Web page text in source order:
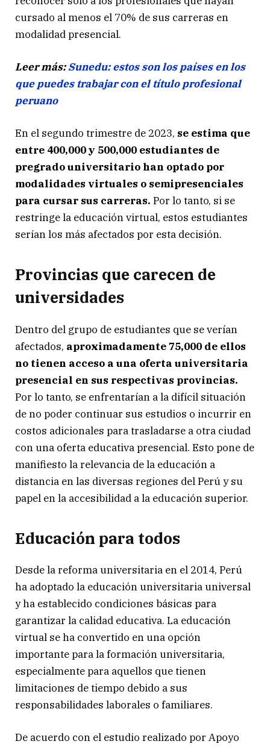
cursado al menos el 70% de sus carreras en
modalidad presencial.
Leer más:Sunedu: estos son los países en los
que puedes trabajar con el título profesional
peruano
En el segundo trimestre de 2023, se estima que
entre 400,000 y 500,000 estudiantes de
pregrado universitario han optado por
modalidades virtuales o semipresenciales
para cursar sus carreras. Por lo tanto, si se
restringe la educación virtual, estos estudiantes
serían los más afectados por esta decisión.
Provincias que carecen de
universidades
Dentro del grupo de estudiantes que se verían
afectados, aproximadamente 75,000 de ellos
no tienen acceso a una oferta universitaria
presencial en sus respectivas provincias.
Por lo tanto, se enfrentarían a la difícil situación
de no poder continuar sus estudios o incurrir en
costos adicionales para trasladarse a otra ciudad
con una oferta educativa presencial. Esto pone de
manifiesto la relevancia de la educación a
distancia en las diversas regiones del Perú y su
papel en la accesibilidad a la educación superior.
Educación para todos
Desde la reforma universitaria en el 2014, Perú
ha adoptado la educación universitaria universal
y ha establecido condiciones básicas para
garantizar la calidad educativa. La educación
virtual se ha convertido en una opción
importante para la formación universitaria,
especialmente para aquellos que tienen
limitaciones de tiempo debido a sus
responsabilidades laborales o familiares.
De acuerdo con el estudio realizado por Apoyo